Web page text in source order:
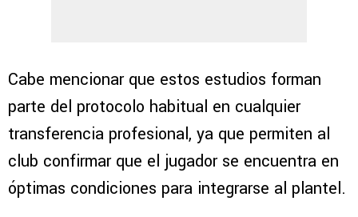
Cabe mencionar que estos estudios forman
parte del protocolo habitual en cualquier
transferencia profesional, ya que permiten al
club confirmar que el jugador se encuentra en
óptimas condiciones para integrarse al plantel.